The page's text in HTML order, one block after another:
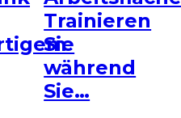
Trainieren
Sie
während
Sie…